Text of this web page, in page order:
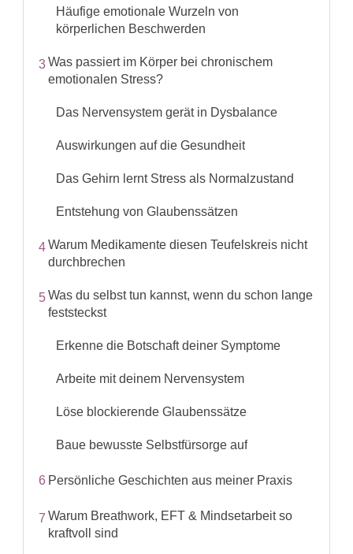
Häufige emotionale Wurzeln von
körperlichen Beschwerden
3Was passiert im Körper bei chronischem
emotionalen Stress?
Das Nervensystem gerät in Dysbalance
Auswirkungen auf die Gesundheit
Das Gehirn lernt Stress als Normalzustand
Entstehung von Glaubenssätzen
4Warum Medikamente diesen Teufelskreis nicht
durchbrechen
5Was du selbst tun kannst, wenn du schon lange
feststeckst
Erkenne die Botschaft deiner Symptome
Arbeite mit deinem Nervensystem
Löse blockierende Glaubenssätze
Baue bewusste Selbstfürsorge auf
6 Persönliche Geschichten aus meiner Praxis
7 Warum Breathwork, EFT & Mindsetarbeit so
kraftvoll sind